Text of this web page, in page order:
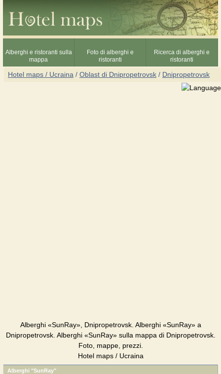
Alberghi e ristoranti sulla
mappa
Foto di alberghi e
ristoranti
Ricerca di alberghi e
ristoranti
Hotel maps / Ucraina / Oblast di Dnipropetrovsk / Dnipropetrovsk
Alberghi «SunRay», Dnipropetrovsk. Alberghi «SunRay» a
Dnipropetrovsk. Alberghi «SunRay» sulla mappa di Dnipropetrovsk.
Foto, mappe, prezzi.
Hotel maps / Ucraina
Alberghi "SunRay"